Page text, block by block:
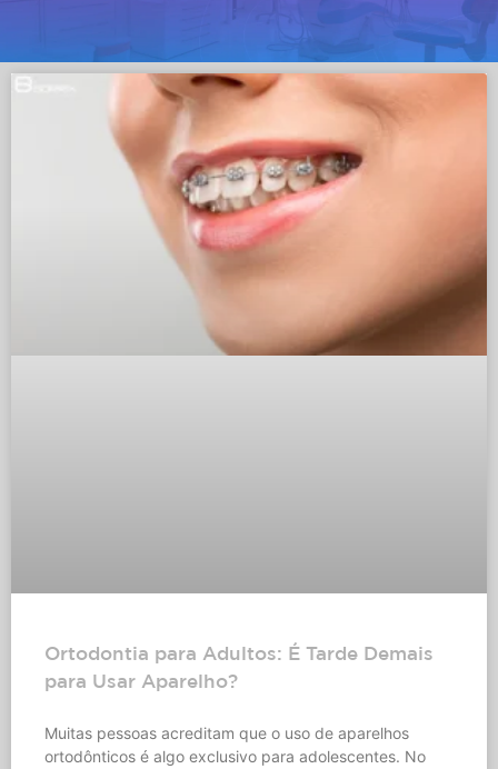
Ortodontia para Adultos: É Tarde Demais
para Usar Aparelho?
Muitas pessoas acreditam que o uso de aparelhos
ortodônticos é algo exclusivo para adolescentes. No